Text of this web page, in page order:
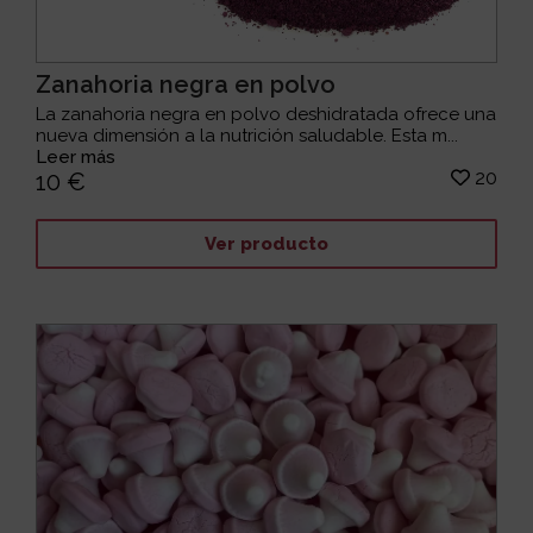
Zanahoria negra en polvo
La zanahoria negra en polvo deshidratada ofrece una
nueva dimensión a la nutrición saludable. Esta m...
Leer más
10 € 20
Ver producto